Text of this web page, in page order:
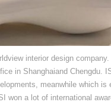
interior design
in Shanghaiand Chengdu.
meanwhile which
won a lot of international